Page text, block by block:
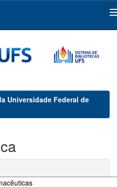
Universidade Federal de